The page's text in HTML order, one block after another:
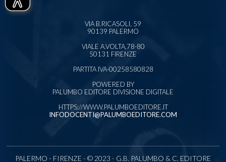
VIA B.RICASOLI, 59
90139 PALERMO
VIALE A.VOLTA,78-80
50131 FIRENZE
PARTITA IVA-00258580828
POWERED BY
PALUMBO EDITORE DIVISIONE DIGITALE
HTTPS://WWW.PALUMBOEDITORE.IT
INFODOCENTI@PALUMBOEDITORE.COM
PALERMO - FIRENZE - © 2023 - G.B. PALUMBO & C. EDITORE